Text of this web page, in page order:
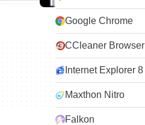
Google Chrome
CCleaner Browser
Internet Explorer 8
Maxthon Nitro
Falkon